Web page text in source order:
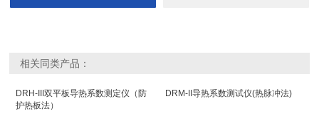
相关同类产品：
DRH-III双平板导热系数测定仪（防
护热板法）
DRM-II导热系数测试仪(热脉冲法)